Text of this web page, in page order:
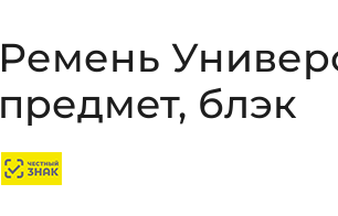
Ремень
предмет, блэк